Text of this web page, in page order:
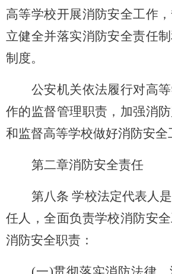
高等学校开展消防安全工作
立健全并落实消防安全责任
制度。
公安机关依法履行对高
作的监督管理职责，加强消
和监督高等学校做好消防安全
第二章消防安全责任
第八条 学校法定代表人
任人，全面负责学校消防安
消防安全职责：